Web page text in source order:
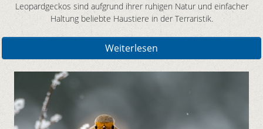
Leopardgeckos sind aufgrund ihrer ruhigen Natur und einfacher
Haltung beliebte Haustiere in der Terraristik.
Weiterlesen